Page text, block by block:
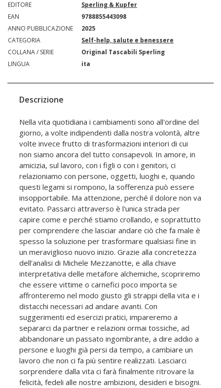
EDITORE
Sperling & Kupfer
EAN
9788855443098
ANNO PUBBLICAZIONE
2025
CATEGORIA
Self-help, salute e benessere
COLLANA / SERIE
Original Tascabili Sperling
LINGUA
ita
Descrizione
Nella vita quotidiana i cambiamenti sono all'ordine del
giorno, a volte indipendenti dalla nostra volontà, altre
volte invece frutto di trasformazioni interiori di cui
non siamo ancora del tutto consapevoli. In amore, in
amicizia, sul lavoro, con i figli o con i genitori, ci
relazioniamo con persone, oggetti, luoghi e, quando
questi legami si rompono, la sofferenza può essere
insopportabile. Ma attenzione, perché il dolore non va
evitato. Passarci attraverso è l'unica strada per
capire come e perché stiamo crollando, e soprattutto
per comprendere che lasciar andare ciò che fa male è
spesso la soluzione per trasformare qualsiasi fine in
un meraviglioso nuovo inizio. Grazie alla concretezza
dell'analisi di Michele Mezzanotte, e alla chiave
interpretativa delle metafore alchemiche, scopriremo
che essere vittime o carnefici poco importa se
affronteremo nel modo giusto gli strappi della vita e i
distacchi necessari ad andare avanti. Con
suggerimenti ed esercizi pratici, impareremo a
separarci da partner e relazioni ormai tossiche, ad
abbandonare un passato ingombrante, a dire addio a
persone e luoghi già persi da tempo, a cambiare un
lavoro che non ci fa più sentire realizzati. Lasciarci
sorprendere dalla vita ci farà finalmente ritrovare la
felicità, fedeli alle nostre ambizioni, desideri e bisogni.